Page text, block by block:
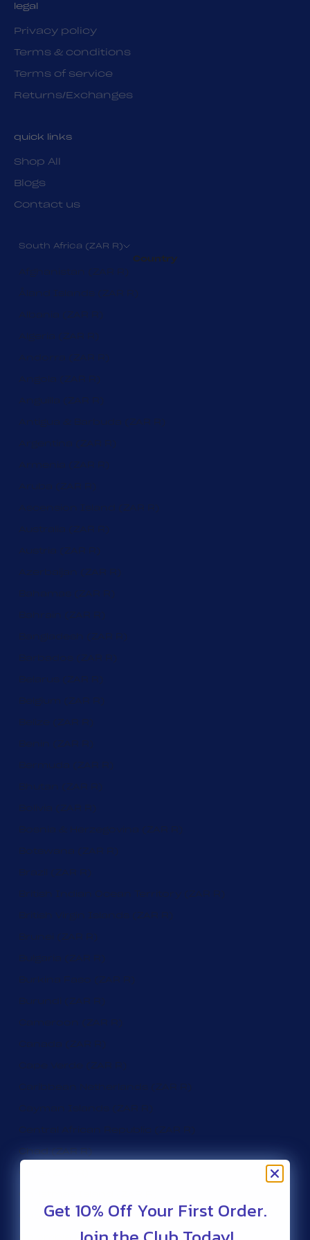
legal
Privacy policy
Terms & conditions
Terms of service
Returns/Exchanges
quick links
Shop All
Blogs
Contact us
South Africa (ZAR R)
Country
Afghanistan (ZAR R)
Åland Islands (ZAR R)
Albania (ZAR R)
Algeria (ZAR R)
Andorra (ZAR R)
Angola (ZAR R)
Anguilla (ZAR R)
Antigua & Barbuda (ZAR R)
Argentina (ZAR R)
Armenia (ZAR R)
Aruba (ZAR R)
Ascension Island (ZAR R)
Australia (ZAR R)
Austria (ZAR R)
Azerbaijan (ZAR R)
Bahamas (ZAR R)
Bahrain (ZAR R)
Bangladesh (ZAR R)
Barbados (ZAR R)
Belarus (ZAR R)
Belgium (ZAR R)
Belize (ZAR R)
Benin (ZAR R)
Bermuda (ZAR R)
Bhutan (ZAR R)
Bolivia (ZAR R)
Bosnia & Herzegovina (ZAR R)
Botswana (ZAR R)
Brazil (ZAR R)
British Indian Ocean Territory (ZAR R)
British Virgin Islands (ZAR R)
Brunei (ZAR R)
Bulgaria (ZAR R)
Burkina Faso (ZAR R)
Burundi (ZAR R)
Cameroon (ZAR R)
Canada (ZAR R)
Cape Verde (ZAR R)
Caribbean Netherlands (ZAR R)
Cayman Islands (ZAR R)
Central African Republic (ZAR R)
Chad (ZAR R)
Cocos (Keeling) Islands (ZAR R)
Colombia (ZAR R)
Get 10% Off Your First Order.